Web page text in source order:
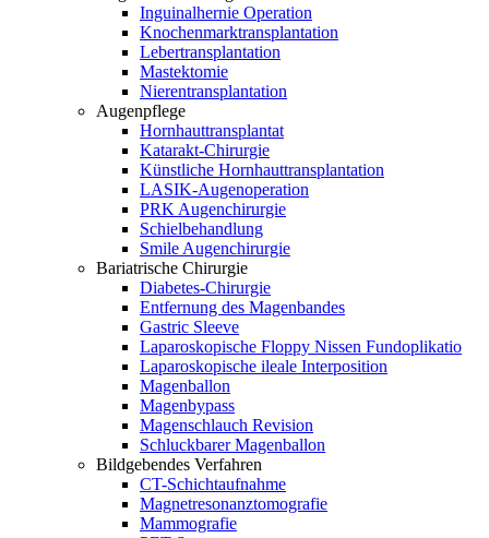
Inguinalhernie Operation
Knochenmarktransplantation
Lebertransplantation
Mastektomie
Nierentransplantation
Augenpflege
Hornhauttransplantat
Katarakt-Chirurgie
Künstliche Hornhauttransplantation
LASIK-Augenoperation
PRK Augenchirurgie
Schielbehandlung
Smile Augenchirurgie
Bariatrische Chirurgie
Diabetes-Chirurgie
Entfernung des Magenbandes
Gastric Sleeve
Laparoskopische Floppy Nissen Fundoplikatio
Laparoskopische ileale Interposition
Magenballon
Magenbypass
Magenschlauch Revision
Schluckbarer Magenballon
Bildgebendes Verfahren
CT-Schichtaufnahme
Magnetresonanztomografie
Mammografie